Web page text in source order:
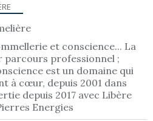
et conscience... La
parcours professionnel ;
est un domaine qui
à cœur, depuis 2001 dans
depuis 2017 avec Libère
Energies